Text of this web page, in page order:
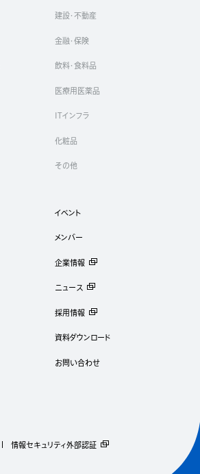
建設・不動産
金融・保険
飲料・食料品
医療用医薬品
ITインフラ
化粧品
その他
イベント
メンバー
企業情報
ニュース
採用情報
資料ダウンロード
お問い合わせ
情報セキュリティ外部認証